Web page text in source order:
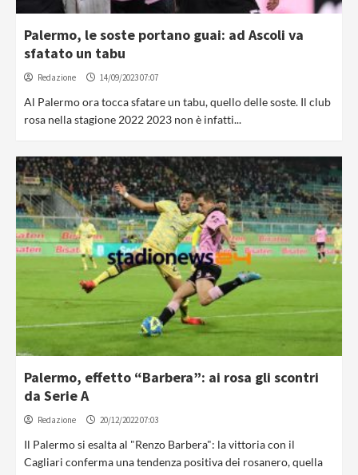
Palermo, le soste portano guai: ad Ascoli va
sfatato un tabu
Redazione 14/09/2023 07:07
Al Palermo ora tocca sfatare un tabu, quello delle soste. Il club
rosa nella stagione 2022 2023 non è infatti...
Palermo, effetto “Barbera”: ai rosa gli scontri
da Serie A
Redazione 20/12/2022 07:03
Il Palermo si esalta al "Renzo Barbera": la vittoria con il
Cagliari conferma una tendenza positiva dei rosanero, quella